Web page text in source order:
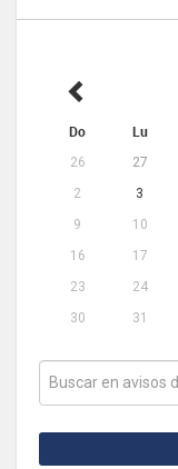
Do Lu
26 27
2
3
9
10
16
17
23
24
30
31